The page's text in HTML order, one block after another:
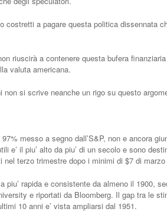
costretti a pagare questa politica dissennata
riuscirà a contenere questa bufera
valuta americana.
non si scrive neanche un rigo su questo
messo a segno dall’S&P, non e ancora
e’ il piu’ alto da piu’ di un secolo e sono
nel terzo trimestre dopo i minimi di $7 di marzo
piu’ rapida e consistente da almeno il 1900,
e riportati da Bloomberg. Il gap tra le
10 anni e’ vista ampliarsi dal 1951.